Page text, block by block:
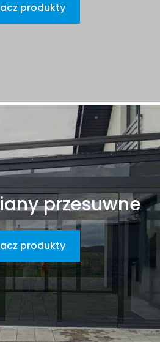
produkty
przesuwne
produkty